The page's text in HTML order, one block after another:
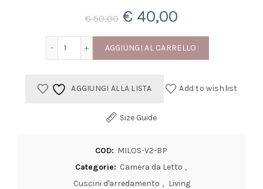
€50,00 Il
prezzo
era:
€ 50,00.
€ 40,00
prezzo
è:
AGGIUNGI AL CARRELLO
AGGIUNGI ALLA LISTA Add to wishlist
Size Guide
COD: MILOS-V2-BP
Categorie: Camera da Letto ,
Cuscini d'arredamento , Living